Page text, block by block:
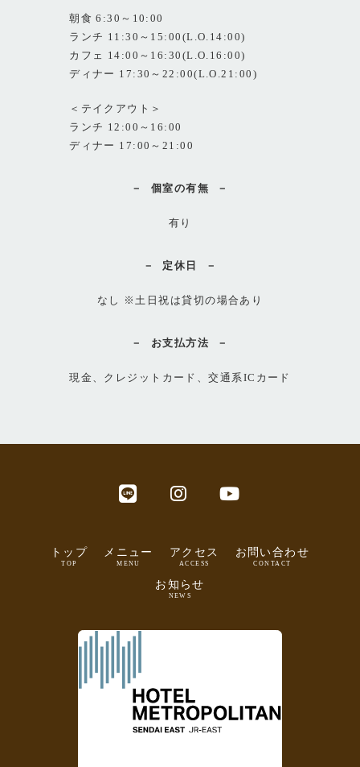
朝食 6:30～10:00
ランチ 11:30～15:00(L.O.14:00)
カフェ 14:00～16:30(L.O.16:00)
ディナー 17:30～22:00(L.O.21:00)
＜テイクアウト＞
ランチ 12:00～16:00
ディナー 17:00～21:00
個室の有無
有り
定休日
なし ※土日祝は貸切の場合あり
お支払方法
現金、クレジットカード、交通系ICカード
トップ
TOP
メニュー
MENU
アクセス
ACCESS
お問い合わせ
CONTACT
お知らせ
NEWS